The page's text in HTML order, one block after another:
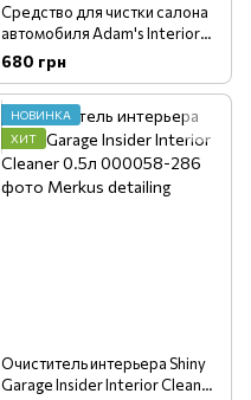
Средство для чистки салона
автомобиля Adam's Interior
Detailer Sweet Pea 473 мл
680 грн
НОВИНКА
ХИТ
Очиститель интерьера Shiny
Garage Insider Interior Cleaner